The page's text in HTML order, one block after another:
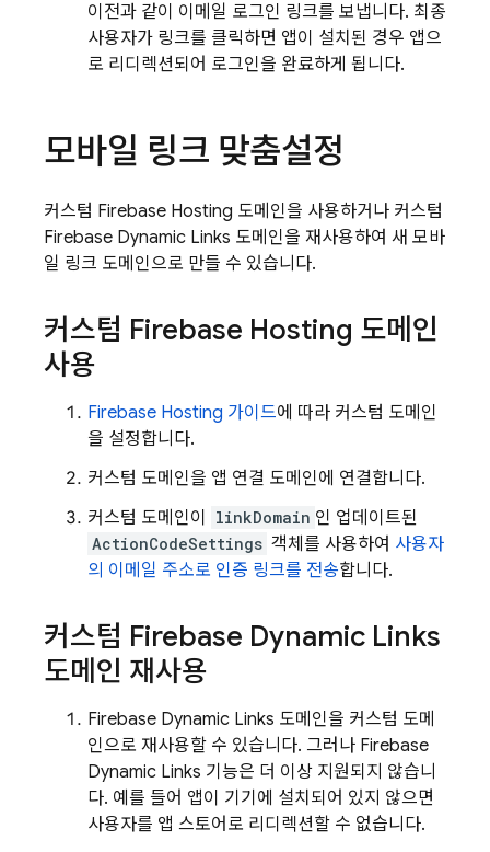
이전과 같이 이메일 로그인 링크를 보냅니다. 최종
사용자가 링크를 클릭하면 앱이 설치된 경우 앱으
로 리디렉션되어 로그인을 완료하게 됩니다.
모바일 링크 맞춤설정
커스텀 Firebase Hosting 도메인을 사용하거나 커스텀
Firebase Dynamic Links 도메인을 재사용하여 새 모바
일 링크 도메인으로 만들 수 있습니다.
커스텀 Firebase Hosting 도메인
사용
Firebase Hosting 가이드에 따라 커스텀 도메인
을 설정합니다.
커스텀 도메인을 앱 연결 도메인에 연결합니다.
커스텀 도메인이
linkDomain 인 업데이트된
ActionCodeSettings 객체를 사용하여 사용자
의 이메일 주소로 인증 링크를 전송합니다.
커스텀 Firebase Dynamic Links
도메인 재사용
Firebase Dynamic Links 도메인을 커스텀 도메
인으로 재사용할 수 있습니다. 그러나 Firebase
Dynamic Links 기능은 더 이상 지원되지 않습니
다. 예를 들어 앱이 기기에 설치되어 있지 않으면
사용자를 앱 스토어로 리디렉션할 수 없습니다.